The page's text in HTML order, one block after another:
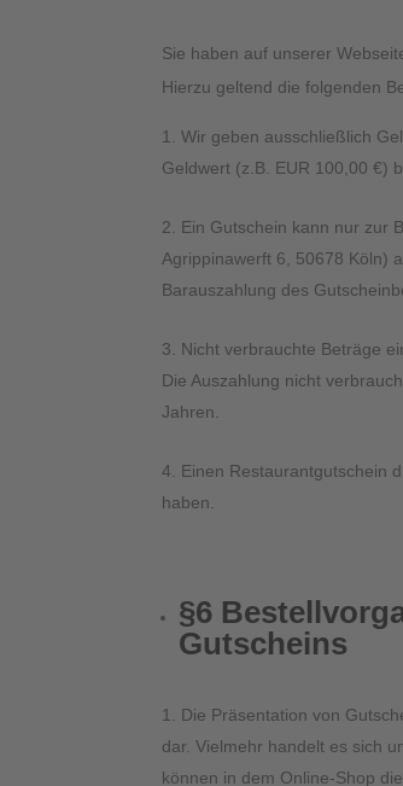
Sie haben auf unserer
Hierzu geltend die folgenden
Wir geben ausschließlich
Geldwert (z.B. EUR 100,00 €)
Ein Gutschein kann nur zur
Agrippinawerft 6, 50678 Köln)
Barauszahlung des
Nicht verbrauchte Beträge
Die Auszahlung nicht
Jahren.
Einen Restaurantgutschein
haben.
§6
Gutscheins
Die Präsentation von
dar. Vielmehr handelt es sich
können in dem Online-Shop